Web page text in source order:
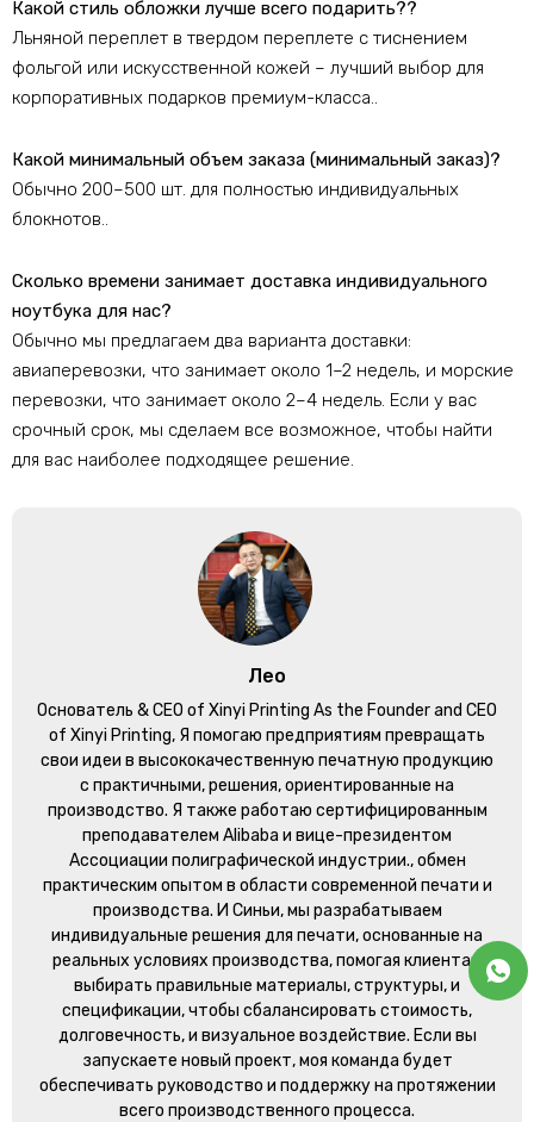
Какой стиль обложки лучше всего подарить??
Льняной переплет в твердом переплете с тиснением
фольгой или искусственной кожей – лучший выбор для
корпоративных подарков премиум-класса..
Какой минимальный объем заказа (минимальный заказ)?
Обычно 200–500 шт. для полностью индивидуальных
блокнотов..
Сколько времени занимает доставка индивидуального
ноутбука для нас?
Обычно мы предлагаем два варианта доставки:
авиаперевозки, что занимает около 1–2 недель, и морские
перевозки, что занимает около 2–4 недель. Если у вас
срочный срок, мы сделаем все возможное, чтобы найти
для вас наиболее подходящее решение.
Лео
Основатель &CEO of Xinyi Printing As the Founder and CEO
of Xinyi Printing, Я помогаю предприятиям превращать
свои идеи в высококачественную печатную продукцию
с практичными, решения, ориентированные на
производство. Я также работаю сертифицированным
преподавателем Alibaba и вице-президентом
Ассоциации полиграфической индустрии., обмен
практическим опытом в области современной печати и
производства. И Синьи, мы разрабатываем
индивидуальные решения для печати, основанные на
реальных условиях производства, помогая клиентам
выбирать правильные материалы, структуры, и
спецификации, чтобы сбалансировать стоимость,
долговечность, и визуальное воздействие. Если вы
запускаете новый проект, моя команда будет
обеспечивать руководство и поддержку на протяжении
всего производственного процесса.